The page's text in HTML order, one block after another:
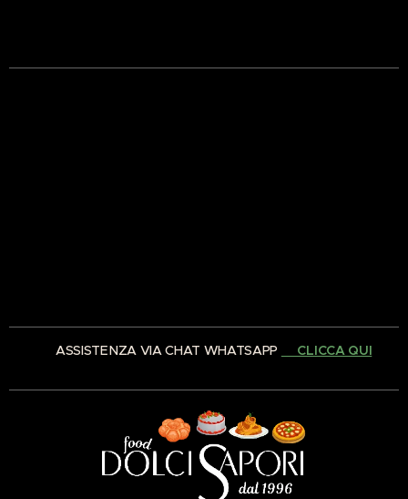
✅ ASSISTENZA VIA CHAT WHATSAPP 👉🏻CLICCA QUI